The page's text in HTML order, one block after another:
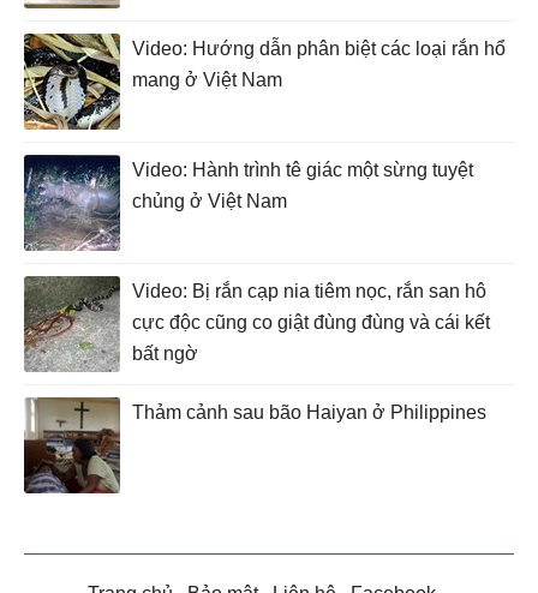
Video: Hướng dẫn phân biệt các loại rắn hổ
mang ở Việt Nam
Video: Hành trình tê giác một sừng tuyệt
chủng ở Việt Nam
Video: Bị rắn cạp nia tiêm nọc, rắn san hô
cực độc cũng co giật đùng đùng và cái kết
bất ngờ
Thảm cảnh sau bão Haiyan ở Philippines